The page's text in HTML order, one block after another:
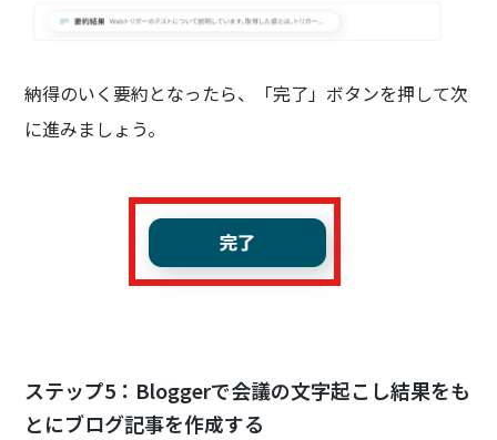
納得のいく要約となったら、「完了」ボタンを押して次
に進みましょう。
ステップ5：Bloggerで会議の文字起こし結果をも
とにブログ記事を作成する